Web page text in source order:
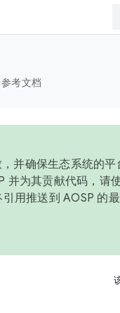
参考文档
并确保生态系统的
并为其贡献代码，请
用推送到 AOSP 的